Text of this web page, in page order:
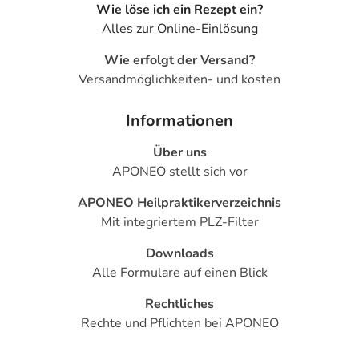
Nebenwirkungen berücksichtigt, die bei mindestens
einem von 1.000 behandelten Patienten auftreten.
Jugendliche
von 12 bis
unter 18
einem
Körpergewicht
Dosierungsempfehlung:
Erwachsene 1 Tablette
Anwendungshinweise
Wie löse ich ein Rezept ein?
Alles zur Online-Einlösung
Wie erfolgt der Versand?
Versandmöglichkeiten- und kosten
Informationen
Über uns
APONEO stellt sich vor
APONEO Heilpraktikerverzeichnis
Mit integriertem PLZ-Filter
Downloads
Alle Formulare auf einen Blick
Rechtliches
Rechte und Pflichten bei APONEO